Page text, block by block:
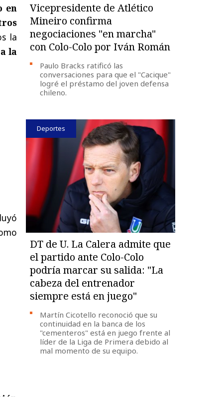
en
la
la
Vicepresidente de Atlético
Mineiro confirma
negociaciones "en marcha"
con Colo-Colo por Iván Román
Paulo Bracks ratificó las
conversaciones para que el "Cacique"
logré el préstamo del joven defensa
chileno.
Deportes
DT de U. La Calera admite que
el partido ante Colo-Colo
podría marcar su salida: "La
cabeza del entrenador
siempre está en juego"
Martín Cicotello reconoció que su
continuidad en la banca de los
"cementeros" está en juego frente al
líder de la Liga de Primera debido al
mal momento de su equipo.